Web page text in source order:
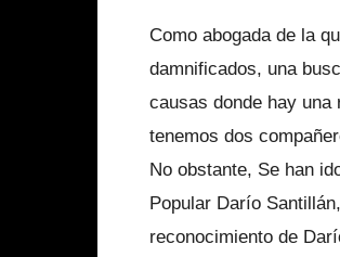
Como abogada de la
damnificados, una
causas donde hay una
tenemos dos
No obstante, Se han
Popular Darío
reconocimiento de